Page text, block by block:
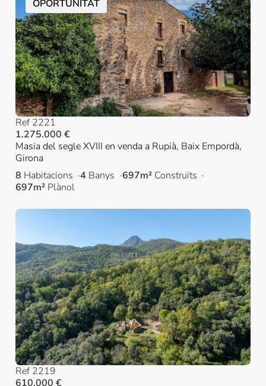
OPORTUNITAT
Ref 2221
1.275.000 €
Masia del segle XVIII en venda a Rupià, Baix Empordà,
Girona
8 Habitacions 4 Banys 697m² Construïts
697m² Plànol
Ref 2219
610.000 €